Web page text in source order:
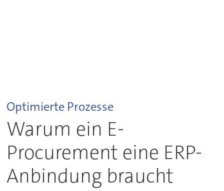
Optimierte Prozesse
Warum ein E-
Procurement eine ERP-
Anbindung braucht